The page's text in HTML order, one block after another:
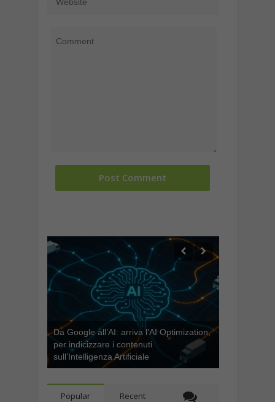
Da Google all’AI: arriva l’AI Optimization,
per indicizzare i contenuti
sull’Intelligenza Artificiale
Popular Recent